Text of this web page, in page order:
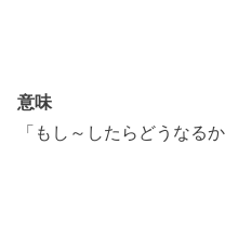
意味
「もし～したらどうなるか